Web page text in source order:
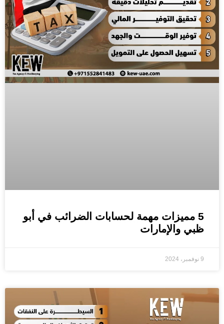
5 مميزات مهمة لحسابات الضرائب في أبو
ظبي والإمارات
9 نوفمبر، 2024